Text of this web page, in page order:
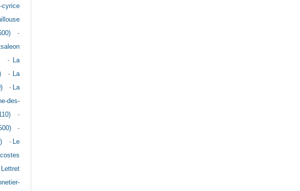
cyrice
-
- La
- La
- La
des-
-
-
- Le
Lettret